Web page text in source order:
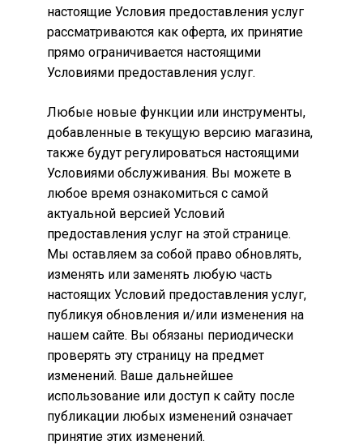
настоящие Условия предоставления услуг
рассматриваются как оферта, их принятие
прямо ограничивается настоящими
Условиями предоставления услуг.
Любые новые функции или инструменты,
добавленные в текущую версию магазина,
также будут регулироваться настоящими
Условиями обслуживания. Вы можете в
любое время ознакомиться с самой
актуальной версией Условий
предоставления услуг на этой странице.
Мы оставляем за собой право обновлять,
изменять или заменять любую часть
настоящих Условий предоставления услуг,
публикуя обновления и/или изменения на
нашем сайте. Вы обязаны периодически
проверять эту страницу на предмет
изменений. Ваше дальнейшее
использование или доступ к сайту после
публикации любых изменений означает
принятие этих изменений.